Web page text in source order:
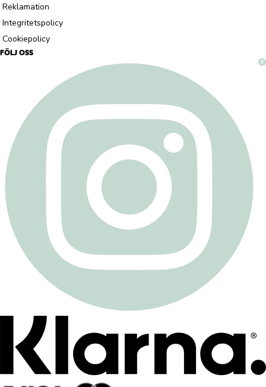
Reklamation
Integritetspolicy
Cookiepolicy
FÖLJ OSS